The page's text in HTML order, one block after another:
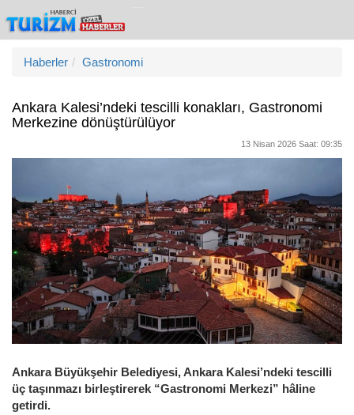
Haberler Gastronomi
Ankara Kalesi’ndeki tescilli konakları, Gastronomi
Merkezine dönüştürülüyor
13 Nisan 2026 Saat: 09:35
Ankara Büyükşehir Belediyesi, Ankara Kalesi’ndeki tescilli
üç taşınmazı birleştirerek “Gastronomi Merkezi” hâline
getirdi.